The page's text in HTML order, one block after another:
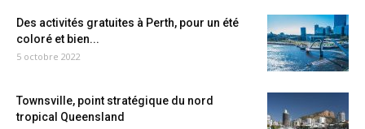
Des activités gratuites à Perth, pour un été
coloré et bien...
5 octobre 2022
Townsville, point stratégique du nord
tropical Queensland